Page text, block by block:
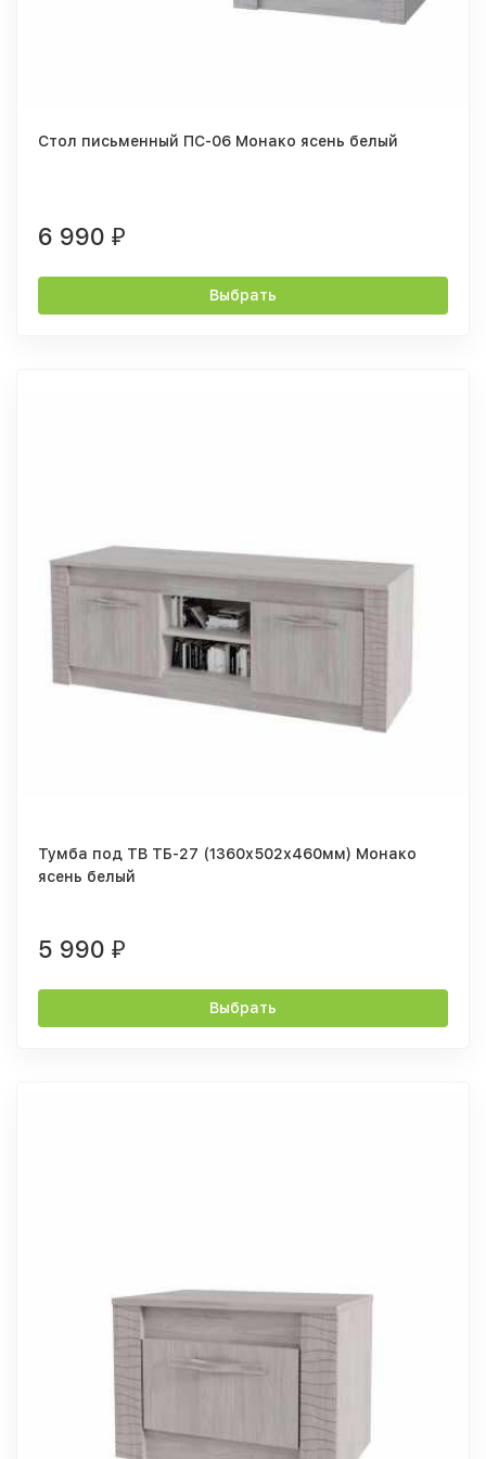
Стол письменный ПС-06 Монако ясень белый
6 990 ₽
Выбрать
Тумба под ТВ ТБ-27 (1360х502х460мм) Монако
ясень белый
5 990 ₽
Выбрать